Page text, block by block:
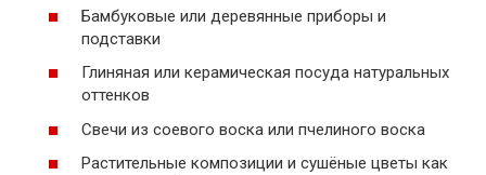
Бамбуковые или деревянные приборы и
подставки
Глиняная или керамическая посуда натуральных
оттенков
Свечи из соевого воска или пчелиного воска
Растительные композиции и сушёные цветы как